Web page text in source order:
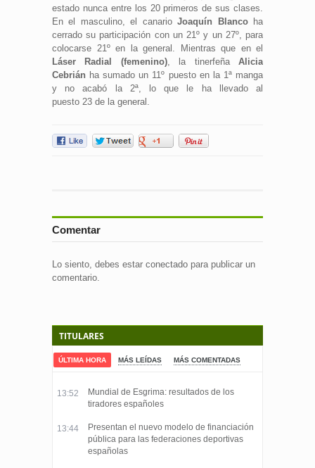
estado nunca entre los 20 primeros de sus clases.
En el masculino, el canarioJoaquín Blancoha
cerrado su participación con un 21º y un 27º, para
colocarse 21º en la general. Mientras que en el
Láser Radial (femenino), la tinerfeñaAlicia
Cebrián ha sumado un 11º puesto en la 1ª manga
y no acabó la 2ª, lo que le ha llevado al
puesto 23 de la general.
Comentar
Lo siento, debes estar conectado para publicar un
comentario.
TITULARES
ÚLTIMA HORA MÁS LEÍDAS MÁS COMENTADAS
13:52
Mundial de Esgrima: resultados de los
tiradores españoles
13:44
Presentan el nuevo modelo de financiación
pública para las federaciones deportivas
españolas